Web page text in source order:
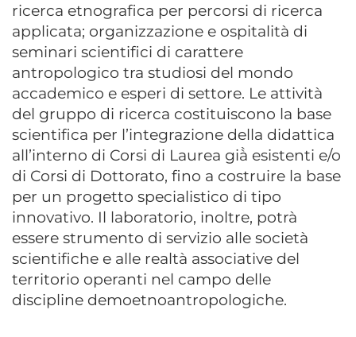
ricerca etnografica per percorsi di ricerca
applicata; organizzazione e ospitalità di
seminari scientifici di carattere
antropologico tra studiosi del mondo
accademico e esperi di settore. Le attività
del gruppo di ricerca costituiscono la base
scientifica per l’integrazione della didattica
all’interno di Corsi di Laurea già̀ esistenti e/o
di Corsi di Dottorato, fino a costruire la base
per un progetto specialistico di tipo
innovativo. Il laboratorio, inoltre, potrà
essere strumento di servizio alle società
scientifiche e alle realtà associative del
territorio operanti nel campo delle
discipline demoetnoantropologiche.